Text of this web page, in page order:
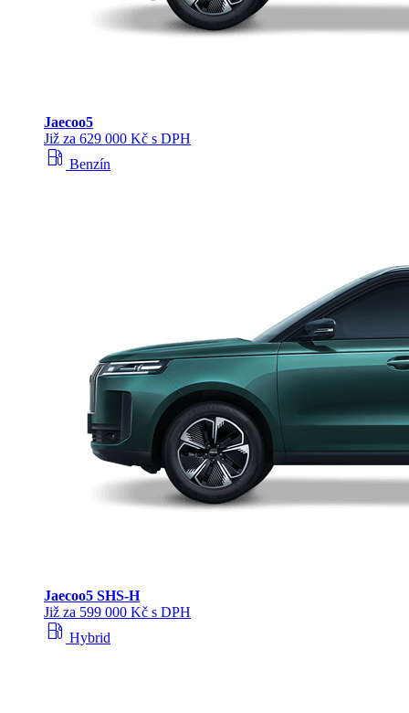
Jaecoo5
Již za 629 000 Kč s DPH
local_gas_station Benzín
Jaecoo5 SHS-H
Již za 599 000 Kč s DPH
local_gas_station Hybrid